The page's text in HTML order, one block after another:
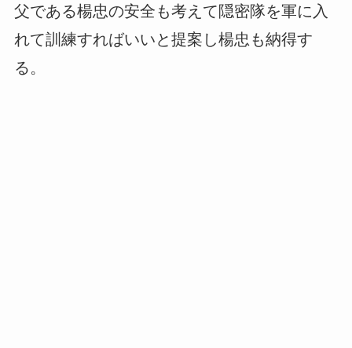
父である楊忠の安全も考えて隠密隊を軍に入
れて訓練すればいいと提案し楊忠も納得す
る。